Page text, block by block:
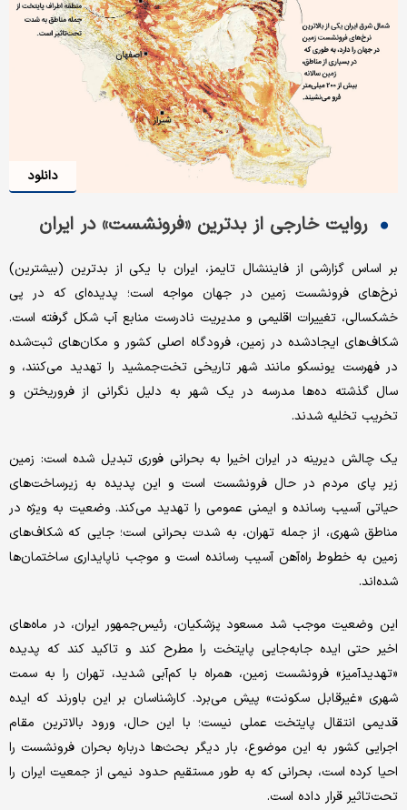
دانلود
روایت خارجی از بدترین‌‌ «فرونشست» در ایران
بر اساس گزارشی از فایننشال ‌‌تایمز، ایران با یکی از بدترین (بیشترین)
نرخ‌های فرونشست زمین در جهان مواجه است؛ پدیده‌‌ای که در پی
خشکسالی، تغییرات اقلیمی و مدیریت نادرست منابع آب شکل گرفته است.
شکاف‌‌های ایجادشده در زمین، فرودگاه اصلی کشور و مکان‌‌های ثبت‌‌شده
در فهرست یونسکو مانند شهر تاریخی تخت‌‌جمشید را تهدید می‌کنند، و
سال گذشته ده‌‌ها مدرسه در یک شهر به دلیل نگرانی از فروریختن و
تخریب تخلیه شدند.
یک چالش دیرینه در ایران اخیرا به بحرانی فوری تبدیل شده است: زمین
زیر پای مردم در حال فرونشست است و این پدیده به زیرساخت‌‌های
حیاتی آسیب رسانده و ایمنی عمومی را تهدید می‌کند. وضعیت به ‌‌ویژه در
مناطق شهری، از جمله تهران، به ‌‌شدت بحرانی است؛ جایی که شکاف‌‌های
زمین به خطوط راه‌‌آهن آسیب رسانده است و موجب ناپایداری ساختمان‌‌ها
شده‌‌اند.
این وضعیت موجب شد مسعود پزشکیان، رئیس‌‌جمهور ایران، در ماه‌‌های
اخیر حتی ایده جابه‌جایی پایتخت را مطرح کند و تاکید کند که پدیده
«تهدیدآمیز» فرونشست زمین، همراه با کم‌‌آبی شدید، تهران را به سمت
شهری «غیرقابل سکونت» پیش می‌‌برد. کارشناسان بر این باورند که ایده
قدیمی انتقال پایتخت عملی نیست؛ با این حال، ورود بالاترین مقام
اجرایی کشور به این موضوع، بار دیگر بحث‌‌ها درباره بحران فرونشست را
احیا کرده است، بحرانی که به طور مستقیم حدود نیمی از جمعیت ایران را
تحت‌تاثیر قرار داده است.